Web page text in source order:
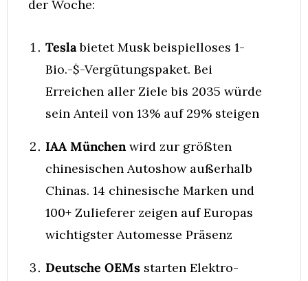
der Woche:
Tesla bietet Musk beispielloses 1-
Bio.-$-Vergütungspaket. Bei
Erreichen aller Ziele bis 2035 würde
sein Anteil von 13% auf 29% steigen
IAA München wird zur größten
chinesischen Autoshow außerhalb
Chinas. 14 chinesische Marken und
100+ Zulieferer zeigen auf Europas
wichtigster Automesse Präsenz
Deutsche OEMs starten Elektro-